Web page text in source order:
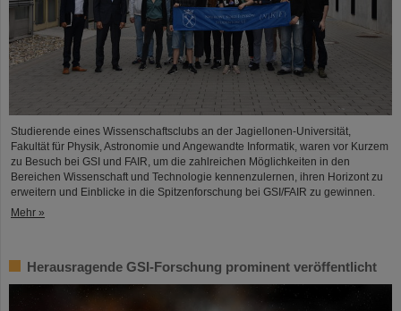
Studierende eines Wissenschaftsclubs an der Jagiellonen-Universität,
Fakultät für Physik, Astronomie und Angewandte Informatik, waren vor Kurzem
zu Besuch bei GSI und FAIR, um die zahlreichen Möglichkeiten in den
Bereichen Wissenschaft und Technologie kennenzulernen, ihren Horizont zu
erweitern und Einblicke in die Spitzenforschung bei GSI/FAIR zu gewinnen.
Mehr »
Herausragende GSI-Forschung prominent veröffentlicht